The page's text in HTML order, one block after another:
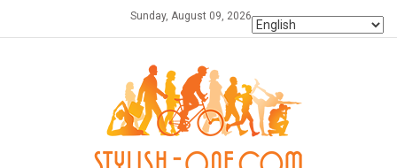
Sunday, August 09, 2026